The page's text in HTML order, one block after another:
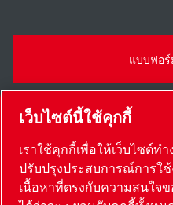
แบบฟอร์
เว็บไซต์นี้ใช้คุกกี้
เราใช้คุกกี้เพื่อให้เว็บไซต์ท
ปรับปรุงประสบการณ์การใ
เนื้อหาที่ตรงกับความสนใจ